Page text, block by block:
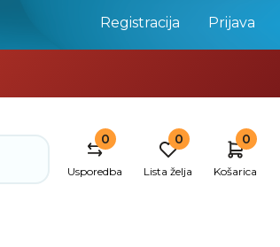
Registracija Prijava
0
Usporedba
0
Lista želja
0
Košarica